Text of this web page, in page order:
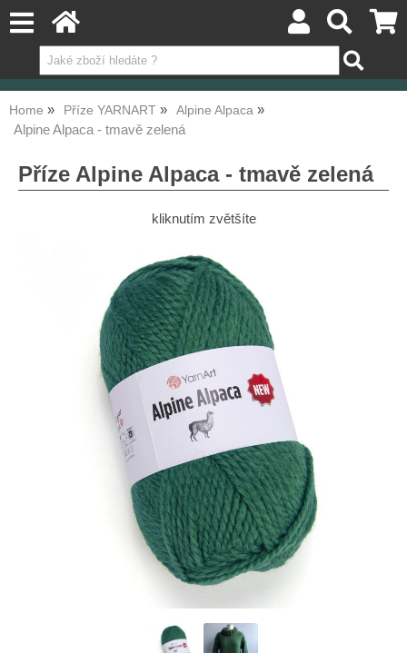
Home Příze YARNART Alpine Alpaca
Alpine Alpaca - tmavě zelená
Příze Alpine Alpaca - tmavě zelená
kliknutím zvětšíte